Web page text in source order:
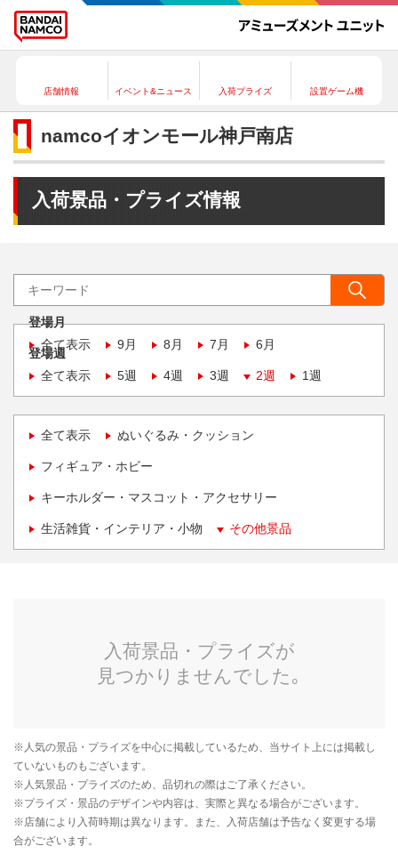
店舗情報 イベント&ニュース 入荷プライズ 設置ゲーム機
namcoイオンモール神戸南店
入荷景品・プライズ情報
登場月
全て表示
9月 8月 7月 6月
登場週
全て表示
5週 4週 3週 2週 1週
全て表示 ぬいぐるみ・クッション
フィギュア・ホビー
キーホルダー・マスコット・アクセサリー
生活雑貨・インテリア・小物 その他景品